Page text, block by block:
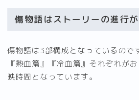
傷物語はストーリーの進行が
傷物語は3部構成となっているので
『熱血篇』『冷血篇』それぞれが
映時間となっています。